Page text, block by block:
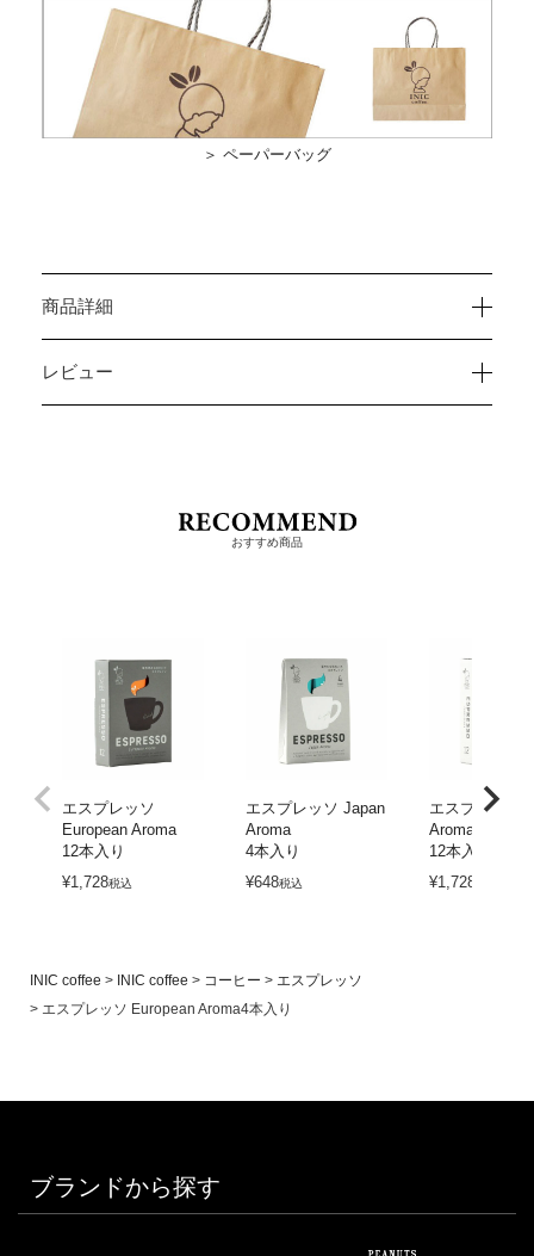
＞ ペーパーバッグ
商品詳細
レビュー
おすすめ商品
エスプレッソ
European Aroma
12本入り
¥1,728税込
エスプレッソ Japan
Aroma
4本入り
¥648税込
エスプレッソ
Aroma
12本入り
¥1,728
INIC coffee INIC coffee コーヒー
エスプレッソ
エスプレッソ European Aroma4本入り
ブランドから探す